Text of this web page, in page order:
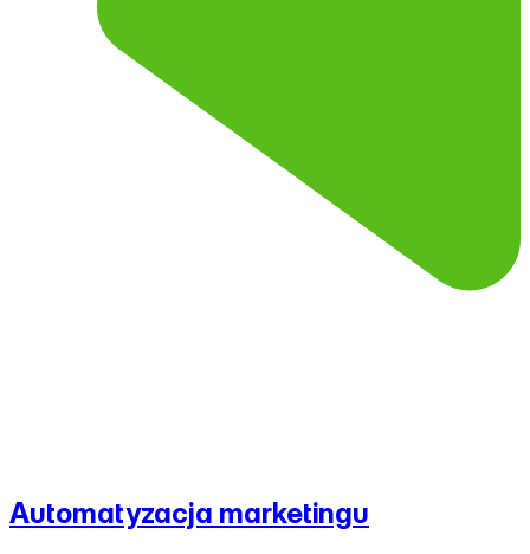
Automatyzacja marketingu